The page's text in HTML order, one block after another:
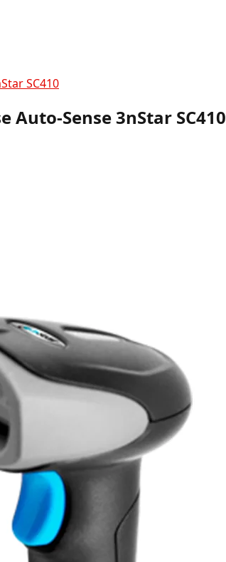
SC410
Auto-Sense 3nStar SC410